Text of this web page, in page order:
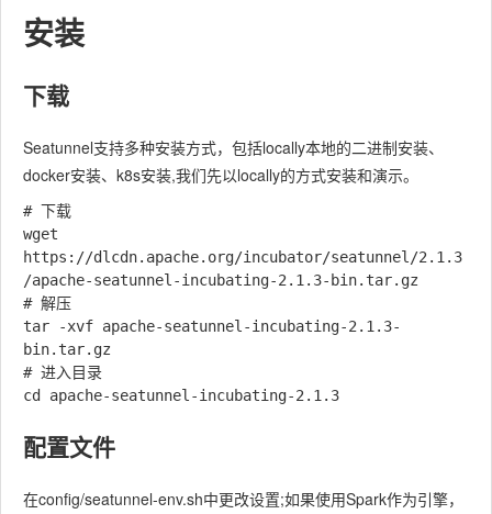
安装
下载
Seatunnel支持多种安装方式，包括locally本地的二进制安装、
docker安装、k8s安装,我们先以locally的方式安装和演示。
# 下载
wget
https://dlcdn.apache.org/incubator/seatunnel/2.1.3
/apache-seatunnel-incubating-2.1.3-bin.tar.gz
# 解压
tar -xvf apache-seatunnel-incubating-2.1.3-
bin.tar.gz
# 进入目录
配置文件
在config/seatunnel-env.sh中更改设置;如果使用Spark作为引擎，